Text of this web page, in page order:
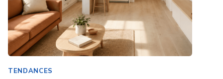
TENDANCES